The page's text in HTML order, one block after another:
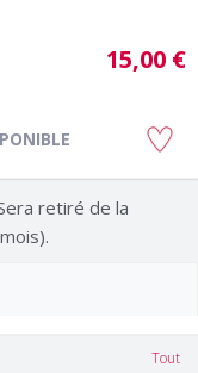
15,00 €
retiré de la
Tout